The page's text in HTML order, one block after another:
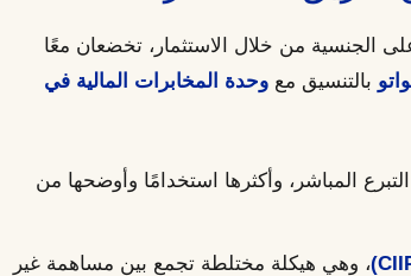
الجنسية من خلال الاستثمار، تخضعان معًا
بالتنسيق مع وحدة المخابرات المالية في
المباشر، وأكثرها استخدامًا وأوضحها من
، وهي هيكلة مختلطة تجمع بين مساهمة غير